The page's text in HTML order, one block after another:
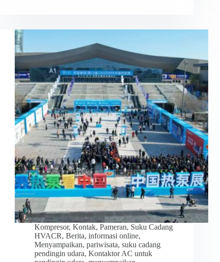
Kompresor, Kontak, Pameran, Suku Cadang
HVACR, Berita, informasi online,
Menyampaikan, pariwisata, suku cadang
pendingin udara, Kontaktor AC untuk